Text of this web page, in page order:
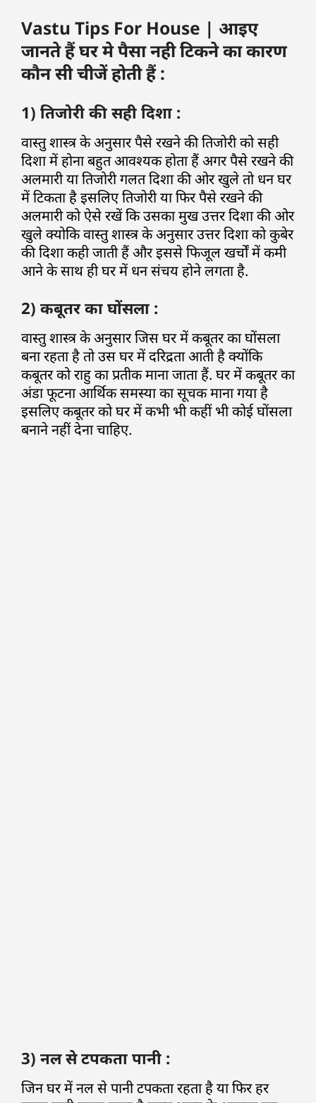
Vastu Tips For House | आइए
जानते हैं घर मे पैसा नही टिकने का कारण
कौन सी चीजें होती हैं :
1) तिजोरी की सही दिशा :
वास्तु शास्त्र के अनुसार पैसे रखने की तिजोरी को सही
दिशा में होना बहुत आवश्यक होता हैं अगर पैसे रखने की
अलमारी या तिजोरी गलत दिशा की ओर खुले तो धन घर
में टिकता है इसलिए तिजोरी या फिर पैसे रखने की
अलमारी को ऐसे रखें कि उसका मुख उत्तर दिशा की ओर
खुले क्योकि वास्तु शास्त्र के अनुसार उत्तर दिशा को कुबेर
की दिशा कही जाती हैं और इससे फिजूल खर्चों में कमी
आने के साथ ही घर में धन संचय होने लगता है.
2) कबूतर का घोंसला :
वास्तु शास्त्र के अनुसार जिस घर में कबूतर का घोंसला
बना रहता है तो उस घर में दरिद्रता आती है क्योंकि
कबूतर को राहु का प्रतीक माना जाता हैं. घर में कबूतर का
अंडा फूटना आर्थिक समस्या का सूचक माना गया है
इसलिए कबूतर को घर में कभी भी कहीं भी कोई घोंसला
बनाने नहीं देना चाहिए.
3) नल से टपकता पानी :
जिन घर में नल से पानी टपकता रहता है या फिर हर